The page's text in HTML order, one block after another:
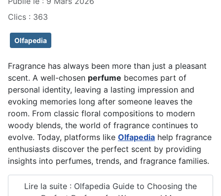
Clics : 363
Olfapedia
Fragrance has always been more than just a pleasant
scent. A well-chosen perfume becomes part of
personal identity, leaving a lasting impression and
evoking memories long after someone leaves the
room. From classic floral compositions to modern
woody blends, the world of fragrance continues to
evolve. Today, platforms like Olfapedia help fragrance
enthusiasts discover the perfect scent by providing
insights into perfumes, trends, and fragrance families.
Lire la suite : Olfapedia Guide to Choosing the